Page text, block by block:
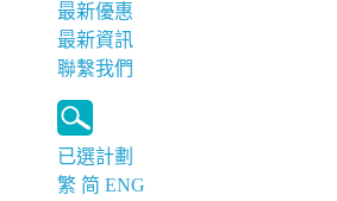
最新優惠
最新資訊
聯繫我們
已選計劃
繁 简 ENG